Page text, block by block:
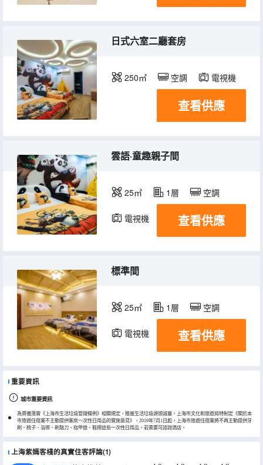
日式六室二廳套房
250㎡ 空調 電視機
查看供應
雲語·童趣親子間
25㎡ 1層 空調
電視機 查看供應
標準間
25㎡ 1層 空調
電視機 查看供應
重要資訊
城市重要資訊
為貫徹落實《上海市生活垃圾管理條例》相關規定，推進生活垃圾源頭減量，上海市文化和旅遊局特制定《關於本
市旅遊住宿業不主動提供客房一次性日用品的實施意見》，2019年7月1日起，上海市旅遊住宿業將不再主動提供牙
刷、梳子、浴擦、剃鬚刀、指甲銼、鞋擦這些一次性日用品。若需要可諮詢酒店。
上海紫嫣客棧的真實住客評論(1)